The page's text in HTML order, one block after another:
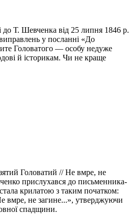
Т. Шевченка від 25 липня 1846 р.
у посланні «До
Головатого — особу недуже
й історикам. Чи не краще
Головатий // Не вмре, не
прислухався до письменника-
крилатою з таким початком:
вмре, не загине...», утверджуючи
спадщини.